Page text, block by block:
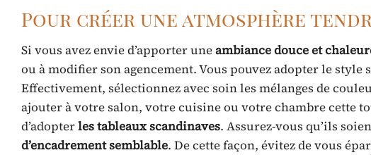
Pour créer une atmosphère
Si vous avez envie d’apporter uneambiance douce et
ou à modifier son agencement. Vous pouvez adopter le
Effectivement, sélectionnez avec soin les mélanges de
ajouter à votre salon, votre cuisine ou votre chambre cette
d’adopterles tableaux scandinaves. Assurez-vous qu’ils
d’encadrement semblable. De cette façon, évitez de vous